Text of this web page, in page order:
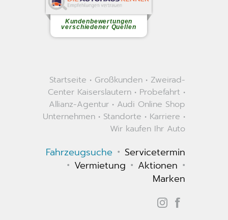
Startseite • Großkunden • Zweirad-
Center Kaiserslautern • Probefahrt •
Allianz-Agentur • Audi Online Shop
Unternehmen • Standorte • Karriere •
Wir kaufen Ihr Auto
Fahrzeugsuche • Servicetermin
• Vermietung • Aktionen •
Marken